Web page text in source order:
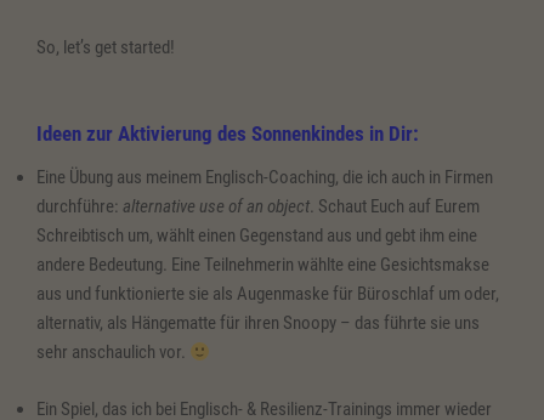
So, let’s get started!
Ideen zur Aktivierung des Sonnenkindes in Dir:
Eine Übung aus meinem Englisch-Coaching, die ich auch in Firmen
durchführe: alternative use of an object. Schaut Euch auf Eurem
Schreibtisch um, wählt einen Gegenstand aus und gebt ihm eine
andere Bedeutung. Eine Teilnehmerin wählte eine Gesichtsmakse
aus und funktionierte sie als Augenmaske für Büroschlaf um oder,
alternativ, als Hängematte für ihren Snoopy – das führte sie uns
sehr anschaulich vor.
Ein Spiel, das ich bei Englisch- & Resilienz-Trainings immer wieder